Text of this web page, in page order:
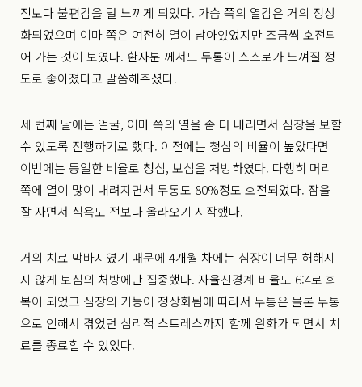
전보다 불편감을 덜 느끼게 되었다. 가슴 쪽의 열감은 거의 정상
화되었으며 이마 쪽은 여전히 열이 남아있었지만 조금씩 호전되
어 가는 것이 보였다. 환자분 께서도 두통이 스스로가 느껴질 정
도로 좋아졌다고 말씀해주셨다.
세 번째 달에는 얼굴, 이마 쪽의 열을 좀 더 내리면서 심장을 보할
수 있도록 진행하기로 했다. 이전에는 청심의 비율이 높았다면
이번에는 동일한 비율로 청심, 보심을 처방하였다. 다행히 머리
쪽에 열이 많이 내려지면서 두통도 80%정도 호전되었다. 잠을
잘 자면서 식욕도 전보다 올라오기 시작했다.
거의 치료 막바지였기 때문에 4개월 차에는 심장이 너무 허해지
지 않게 보심의 처방에만 집중했다. 자율신경계 비율도 6:4로 회
복이 되었고 심장의 기능이 정상화됨에 따라서 두통은 물론 두통
으로 인해서 겪었던 심리적 스트레스까지 함께 완화가 되면서 치
료를 종료할 수 있었다.